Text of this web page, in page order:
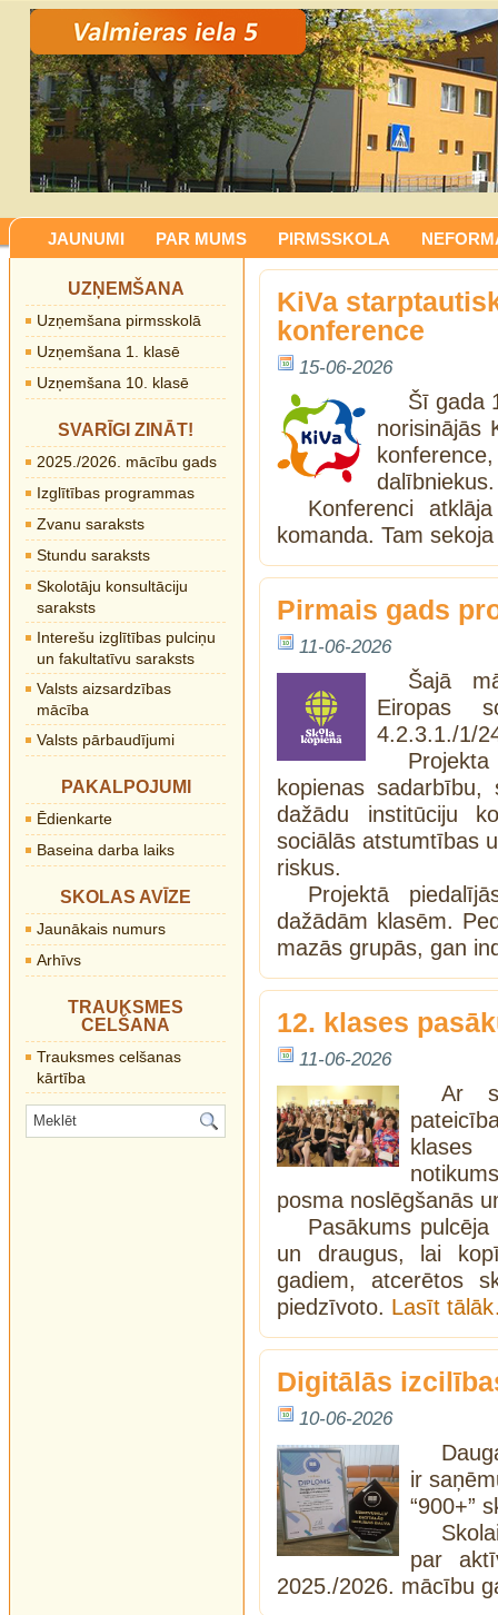
JAUNUMI PAR MUMS PIRMSSKOLA
UZŅEMŠANA
Uzņemšana pirmsskolā
Uzņemšana 1. klasē
Uzņemšana 10. klasē
SVARĪGI ZINĀT!
2025./2026. mācību gads
Izglītības programmas
Zvanu saraksts
Stundu saraksts
Skolotāju konsultāciju
saraksts
Interešu izglītības pulciņu
un fakultatīvu saraksts
Valsts aizsardzības
mācība
Valsts pārbaudījumi
PAKALPOJUMI
Ēdienkarte
Baseina darba laiks
SKOLAS AVĪZE
Jaunākais numurs
Arhīvs
TRAUKSMES
CELŠANA
Trauksmes celšanas
kārtība
KiVa
konference
15-06-2026
Šī gada
norisinājās
dalībniekus.
Konferenci
komanda. Tam
Pirmais gads
11-06-2026
Šajā
Eiropas
4.2.3.1./1/
kopienas
dažādu institūciju
sociālās atstumtības
riskus.
Projektā
dažādām klasēm.
mazās grupās, gan
12. klases
11-06-2026
Ar
klases
posma noslēgšanās
Pasākums
un draugus, lai
gadiem, atcerētos
piedzīvoto. Lasīt
Digitālās
10-06-2026
ir
“900+”
par
2025./2026. mācību